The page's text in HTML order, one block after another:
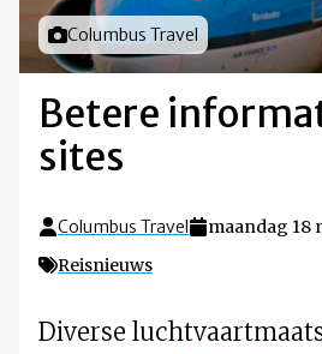
Foto door
Columbus Travel
Betere
sites
Columbus Travel
maandag 18
Reisnieuws
Diverse